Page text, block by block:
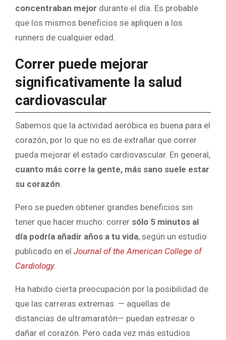
concentraban mejor durante el día. Es probable
que los mismos beneficios se apliquen a los
runners de cualquier edad.
Correr puede mejorar
significativamente la salud
cardiovascular
Sabemos que la actividad aeróbica es buena para el
corazón, por lo que no es de extrañar que correr
pueda mejorar el estado cardiovascular. En general,
cuanto más corre la gente, más sano suele estar
su corazón.
Pero se pueden obtener grandes beneficios sin
tener que hacer mucho: correr sólo 5 minutos al
día podría añadir años a tu vida, según un estudio
publicado en el Journal of the American College of
Cardiology.
Ha habido cierta preocupación por la posibilidad de
que las carreras extremas — aquellas de
distancias de ultramaratón— puedan estresar o
dañar el corazón. Pero cada vez más estudios